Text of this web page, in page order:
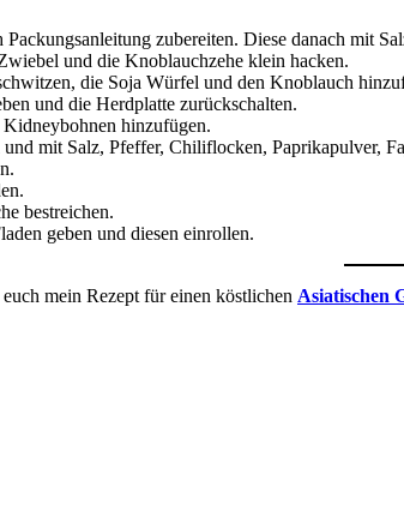
zubereiten. Diese danach mit
und die Knoblauchzehe klein hacken.
die Soja Würfel und den Knoblauch
und die Herdplatte zurückschalten.
hinzufügen.
mit Salz, Pfeffer, Chiliflocken, Paprikapulver,
bestreichen.
geben und diesen einrollen.
mein Rezept für einen köstlichen Asiatischen